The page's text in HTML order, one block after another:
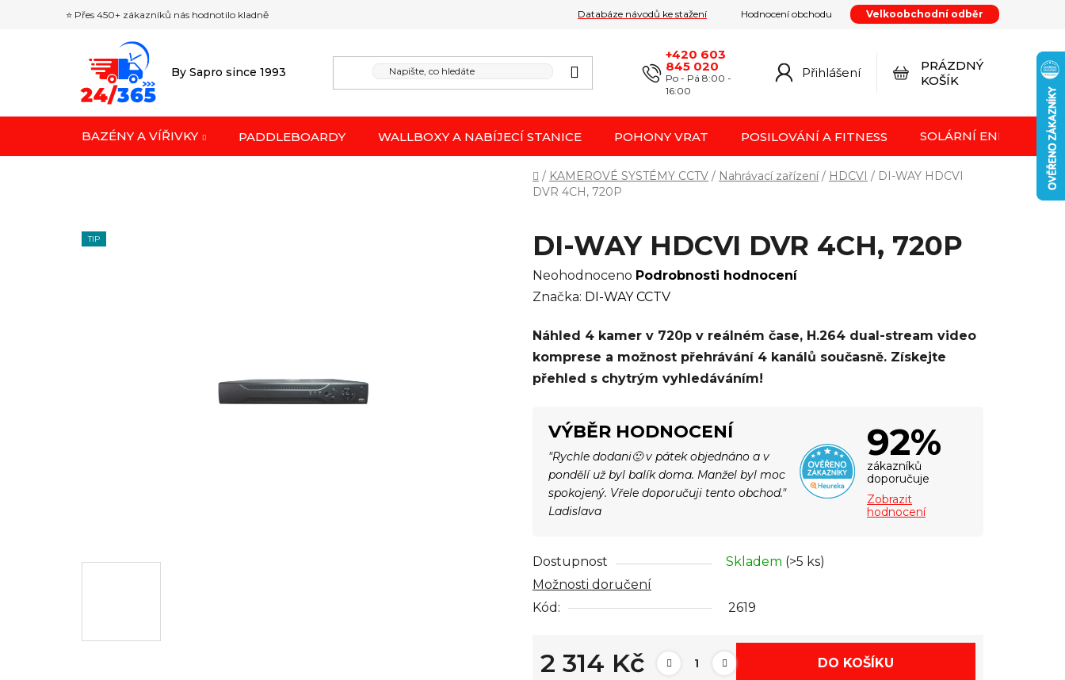
⭐ Přes 450+ zákazníků nás hodnotilo kladně Databáze návodů ke stažení Hodnocení obchodu
Velkoobchodní odběr
Reklamace / odstoupení od smlouvy
By Sapro since 1993
+420 603
845 020
Po - Pá 8:00 -
16:00
Přihlášení
NÁKUPNÍ
PRÁZDNÝ
KOŠÍK
BAZÉNY A VÍŘIVKY PADDLEBOARDY WALLBOXY A NABÍJECÍ STANICE POHONY VRAT POSILOVÁNÍ A FITNESS SOLÁRNÍ ENERGIE FVE
Domů
/ KAMEROVÉ SYSTÉMY CCTV / Nahrávací zařízení / HDCVI / DI-WAY HDCVI
DVR 4CH, 720P
DI-WAY HDCVI DVR 4CH, 720P
Průměrné
hodnocení
je
0,0
z
hvězdiček.
Neohodnoceno Podrobnosti hodnocení
Značka: DI-WAY CCTV
Náhled 4 kamer v 720p v reálném čase, H.264 dual-stream video
komprese a možnost přehrávání 4 kanálů současně. Získejte
přehled s chytrým vyhledáváním!
VÝBĚR HODNOCENÍ
"Rychle dodani🙂 v pátek objednáno a v
pondělí už byl balík doma. Manžel byl moc
spokojený. Vřele doporučuji tento obchod."
Ladislava
92%
zákazníků
doporučuje
Zobrazit
hodnocení
Dostupnost Skladem (>5 ks)
Možnosti doručení
Kód:
2619
2 314 Kč DO KOŠÍKU
TIP